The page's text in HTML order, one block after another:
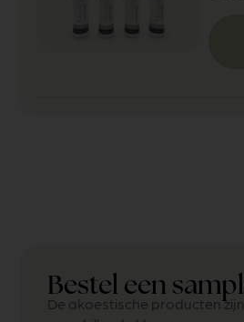
Bestel een
De akoestische producten